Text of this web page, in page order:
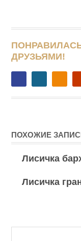
ДРУЗЬЯМИ!
ПОХОЖИЕ
Лисичка
Лисичка